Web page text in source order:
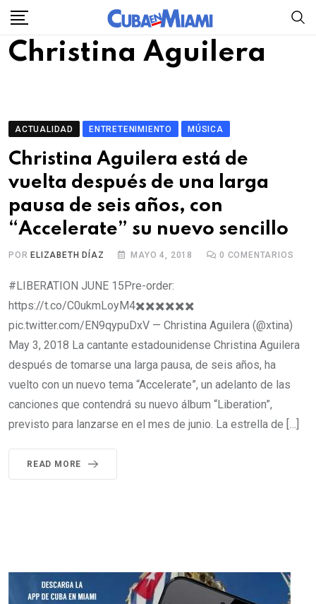
Skip
content
Christina Aguilera
ACTUALIDAD ENTRETENIMIENTO MÚSICA
Christina Aguilera está de
vuelta después de una larga
pausa de seis años, con
“Accelerate” su nuevo sencillo
POR ELIZABETH DÍAZ MAYO 4, 2018 0 COMENTARIOS
#LIBERATION JUNE 15Pre-order:
https://t.co/C0ukmLoyM4✖️✖️✖️✖️✖️✖️
pic.twitter.com/EN9qypuDxV — Christina Aguilera (@xtina)
May 3, 2018 La cantante estadounidense Christina Aguilera
después de tomarse una larga pausa, de seis años, ha
vuelto con un nuevo tema “Accelerate”, un adelanto de las
canciones que contendrá su nuevo álbum “Liberation”,
previsto para lanzarse en el mes de junio. La estrella de […]
READ MORE